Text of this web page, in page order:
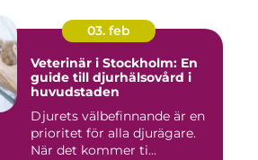
03. feb
Veterinär i Stockholm: En
guide till djurhälsovård i
huvudstaden
Djurets välbefinnande är en
prioritet för alla djurägare.
När det kommer ti...